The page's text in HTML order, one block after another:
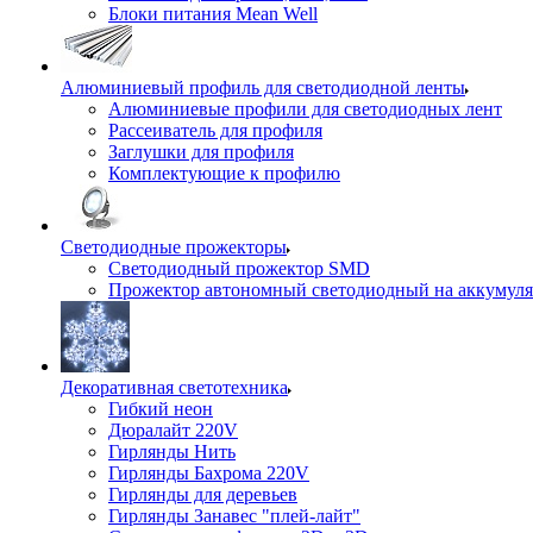
Блоки питания Mean Well
Алюминиевый профиль для светодиодной ленты
Алюминиевые профили для светодиодных лент
Рассеиватель для профиля
Заглушки для профиля
Комплектующие к профилю
Светодиодные прожекторы
Светодиодный прожектор SMD
Прожектор автономный светодиодный на
Декоративная светотехника
Гибкий неон
Дюралайт 220V
Гирлянды Нить
Гирлянды Бахрома 220V
Гирлянды для деревьев
Гирлянды Занавес "плей-лайт"